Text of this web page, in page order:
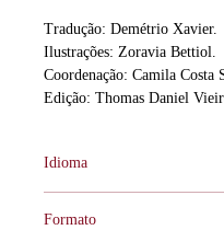
Tradução: Demétrio Xavier.
Ilustrações: Zoravia Bettiol.
Coordenação: Camila Costa
Edição: Thomas Daniel
Idioma
Formato